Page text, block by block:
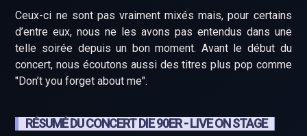
Ceux-ci ne sont pas vraiment mixés mais, pour certains
d’entre eux, nous ne les avons pas entendus dans une
telle soirée depuis un bon moment. Avant le début du
concert, nous écoutons aussi des titres plus pop comme
"Don’t you forget about me".
RÉSUMÉ DU CONCERT DIE 90ER - LIVE ON STAGE